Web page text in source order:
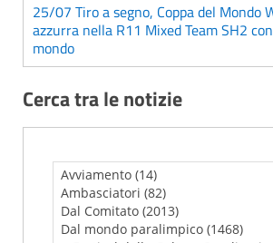
25/07 Tiro a segno, Coppa del Mondo
azzurra nella R11 Mixed Team SH2
mondo
Cerca tra le notizie